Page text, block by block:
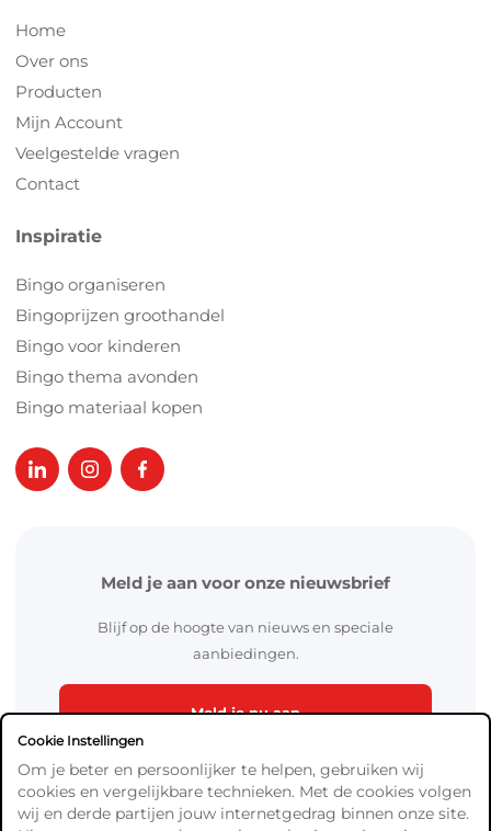
Home
Over ons
Producten
Mijn Account
Veelgestelde vragen
Contact
Inspiratie
Bingo organiseren
Bingoprijzen groothandel
Bingo voor kinderen
Bingo thema avonden
Bingo materiaal kopen
Meld je aan voor onze nieuwsbrief
Blijf op de hoogte van nieuws en speciale
aanbiedingen.
Meld je nu aan
Cookie Instellingen
Om je beter en persoonlijker te helpen, gebruiken wij
cookies en vergelijkbare technieken. Met de cookies volgen
wij en derde partijen jouw internetgedrag binnen onze site.